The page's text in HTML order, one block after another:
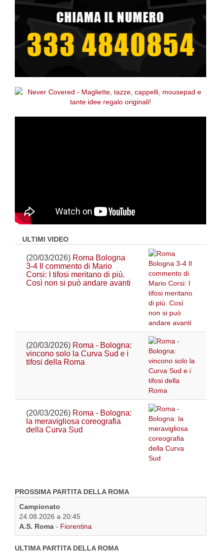
ULTIMI VIDEO
(20/03/2026) Roma Bologna
3-4 Il commento di Mario
Corsi: I tifosi meritano di più.
Così non si può andare avanti
(20/03/2026) Roma - Bologna:
vincono solo la Curva Sud e i
tifosi della Roma
(20/03/2026) Roma - Bologna:
la meravigliosa coreografia
della Curva Sud
PROSSIMA PARTITA DELLA ROMA
Campionato
24.08.2026 a 20:45
A.S. Roma - Fiorentina
ULTIMA PARTITA DELLA ROMA